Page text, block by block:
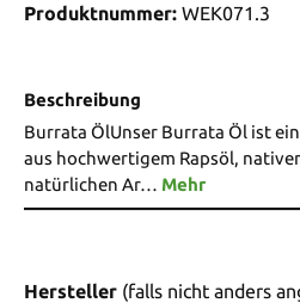
Produktnummer: WEK071.3
Beschreibung
Burrata ÖlUnser Burrata Öl ist
aus hochwertigem Rapsöl,
natürlichen Ar… Mehr
Hersteller (falls nicht anders